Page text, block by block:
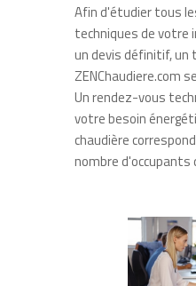
Afin d'étudier tous
techniques de
un devis définitif, un
ZENChaudiere.com
Un rendez-vous
votre besoin
chaudière
nombre d'occupants